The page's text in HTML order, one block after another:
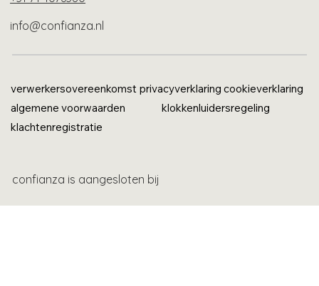
info@confianza.nl
verwerkersovereenkomst privacyverklaring cookieverklaring
algemene voorwaarden
klokkenluidersregeling
klachtenregistratie
confianza is aangesloten bij